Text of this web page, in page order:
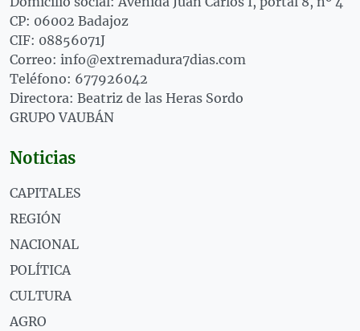
CP: 06002 Badajoz
CIF: 08856071J
Correo: info@extremadura7dias.com
Teléfono: 677926042
Directora: Beatriz de las Heras Sordo
GRUPO VAUBÁN
Noticias
CAPITALES
REGIÓN
NACIONAL
POLÍTICA
CULTURA
AGRO